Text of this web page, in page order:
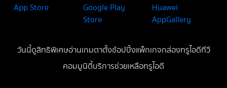
วันนี้ดูสิทธิพิเศษอ่านเกมตาตั้งช้อปปิ้งแพ็กเกจกล่องทรูไอดีทีวี
คอมมูนิตี้บริการช่วยเหลือทรูไอดี